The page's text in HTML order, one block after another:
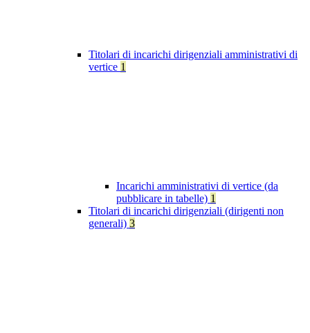
Titolari di incarichi dirigenziali amministrativi di
vertice 1
Incarichi amministrativi di vertice (da
pubblicare in tabelle) 1
Titolari di incarichi dirigenziali (dirigenti non
generali) 3